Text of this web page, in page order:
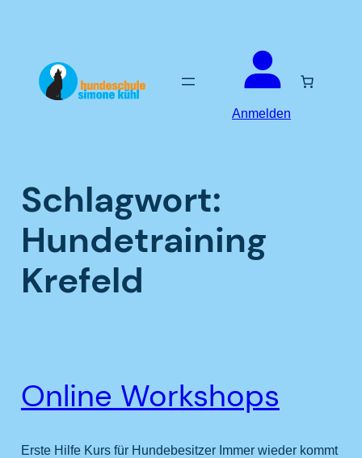
Anmelden
Schlagwort:
Hundetraining
Krefeld
Online Workshops
Erste Hilfe Kurs für Hundebesitzer Immer wieder kommt